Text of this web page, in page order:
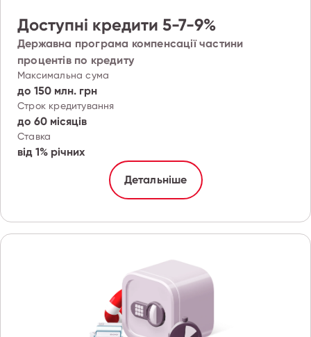
Доступні кредити 5-7-9%
Державна програма компенсації частини
процентів по кредиту
Максимальна сума
до 150 млн. грн
Строк кредитування
до 60 місяців
Ставка
від 1% річних
Детальніше